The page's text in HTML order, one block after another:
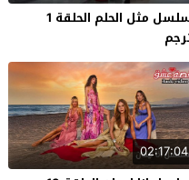
مسلسل مثل الحلم الحلقة 1
02:17:04